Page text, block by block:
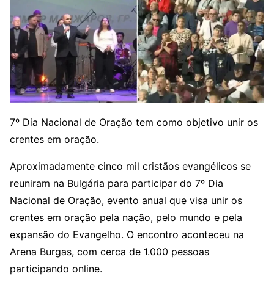
7º Dia Nacional de Oração tem como objetivo unir os
crentes em oração.
Aproximadamente cinco mil cristãos evangélicos se
reuniram na Bulgária para participar do 7º Dia
Nacional de Oração, evento anual que visa unir os
crentes em oração pela nação, pelo mundo e pela
expansão do Evangelho. O encontro aconteceu na
Arena Burgas, com cerca de 1.000 pessoas
participando online.